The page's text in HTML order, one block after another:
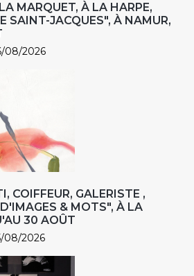
MARQUET, À LA HARPE,
SAINT-JACQUES", À NAMUR,
08/2026
COIFFEUR, GALERISTE ,
& MOTS", À LA
30 AOÛT
08/2026